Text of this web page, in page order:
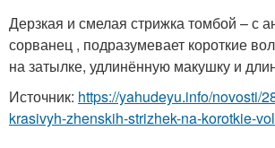
Дерзкая и смелая стрижка томбой – с
сорванец , подразумевает короткие
на затылке, удлинённую макушку и
Источник: https://yahudeyu.info/novosti/
krasivyh-zhenskih-strizhek-na-korotkie-